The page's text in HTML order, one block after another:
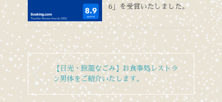
6」を受賞いたしました。
【日光・旅籠なごみ】お食事処レストラ
ン男体をご紹介いたします。